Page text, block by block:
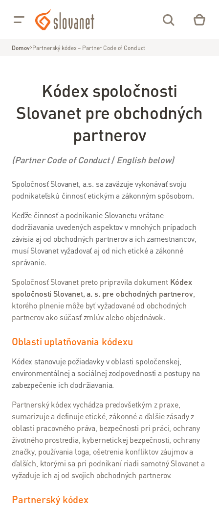
Pre
28 208
Online
NP
Internet
Optický
internet
VDSL
internet
Wi-Fi
Balíček s
Televíziou
Televízia
Slovanet
TV
Káblová
televízia
Balíček s
Internetom
Návody
Pomoc
Domov Partnerský kódex – Partner Code of Conduct
Kódex spoločnosti
Slovanet pre obchodných
partnerov
(Partner Code of Conduct/ English below)
Spoločnosť Slovanet, a.s. sa zaväzuje vykonávať svoju
podnikateľskú činnosť etickým a zákonným spôsobom.
Keďže činnosť a podnikanie Slovanetu vrátane
dodržiavania uvedených aspektov v mnohých prípadoch
závisia aj od obchodných partnerov a ich zamestnancov,
musí Slovanet vyžadovať aj od nich etické a zákonné
správanie.
Spoločnosť Slovanet preto pripravila dokument Kódex
spoločnosti Slovanet, a. s. pre obchodných partnerov,
ktorého plnenie môže byť vyžadované od obchodných
partnerov ako súčasť zmlúv alebo objednávok.
Oblasti uplatňovania kódexu
Kódex stanovuje požiadavky v oblasti spoločenskej,
environmentálnej a sociálnej zodpovednosti a postupy na
zabezpečenie ich dodržiavania.
Partnerský kódex vychádza predovšetkým z praxe,
sumarizuje a definuje etické, zákonné a ďalšie zásady z
oblastí pracovného práva, bezpečnosti pri práci, ochrany
životného prostredia, kybernetickej bezpečnosti, ochrany
značky, používania loga, ošetrenia konfliktov záujmov a
ďalších, ktorými sa pri podnikaní riadi samotný Slovanet a
vyžaduje ich aj od svojich obchodných partnerov.
Partnerský kódex